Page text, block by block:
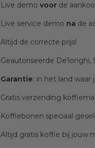
Live demo voor de
Live service demo na de
Altijd de correcte prijs!
Geautoriseerde De'longhi,
Garantie: in het land waar
Gratis verzending
Koffiebonen speciaal
Altijd gratis koffie bij jouw